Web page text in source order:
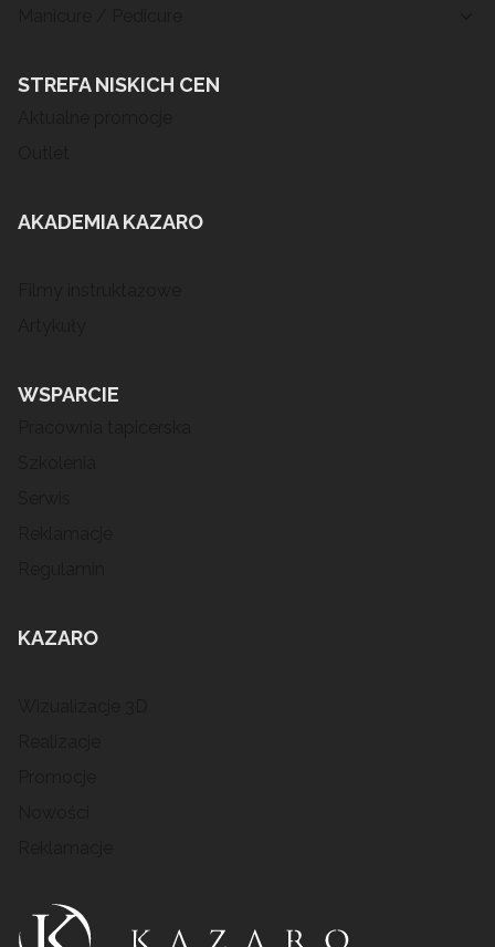
STREFA NISKICH CEN
AKADEMIA KAZARO
WSPARCIE
KAZARO